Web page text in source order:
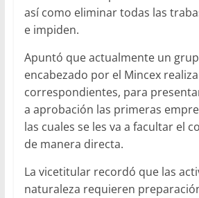
así como eliminar todas las
e impiden.
Apuntó que actualmente un
encabezado por el Mincex
correspondientes, para
a aprobación las primeras
las cuales se les va a facultar el
de manera directa.
La vicetitular recordó que las
naturaleza requieren